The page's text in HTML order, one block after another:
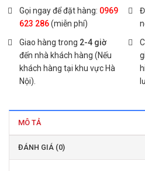
Gọi ngay để đặt hàng: 0969
623 286(miễn phí)
Giao hàng trong 2-4 giờ
đến nhà khách hàng (Nếu
khách hàng tại khu vực Hà
Nội).
MÔ TẢ
ĐÁNH GIÁ (0)